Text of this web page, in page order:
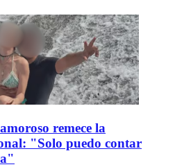
remece la
"Solo puedo contar